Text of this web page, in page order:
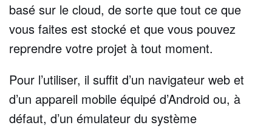
basé sur le cloud, de sorte que tout ce que
vous faites est stocké et que vous pouvez
reprendre votre projet à tout moment.
Pour l’utiliser, il suffit d’un navigateur web et
d’un appareil mobile équipé d’Android ou, à
défaut, d’un émulateur du système